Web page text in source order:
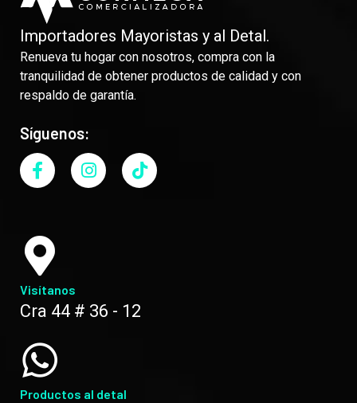
Importadores Mayoristas y al Detal.
Renueva tu hogar con nosotros, compra con la
tranquilidad de obtener productos de calidad y con
respaldo de garantía.
Síguenos:
Visítanos
Cra 44 # 36 - 12
Productos al detal